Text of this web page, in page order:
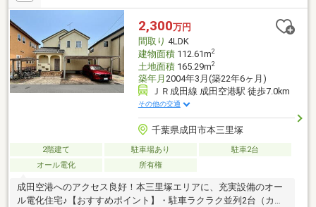
2,300万円
間取り 4LDK
建物面積112.61m2
土地面積165.29m2
築年月 2004年3月(築22年6ヶ月)
ＪＲ成田線 成田空港駅 徒歩7.0km
その他の交通
千葉県成田市本三里塚
2階建て 駐車場あり
駐車2台
オール電化
所有権
成田空港へのアクセス良好！本三里塚エリアに、充実設備のオー
ル電化住宅♪【おすすめポイント】・駐車ラクラク並列2台（カー